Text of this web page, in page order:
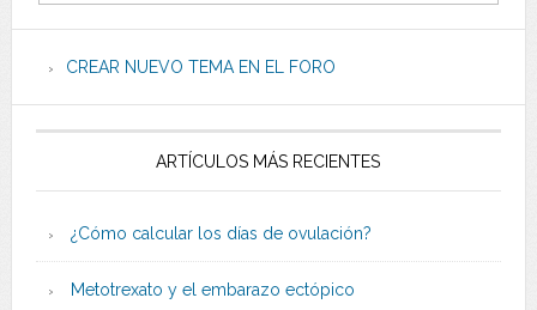
CREAR NUEVO TEMA EN EL FORO
ARTÍCULOS MÁS RECIENTES
¿Cómo calcular los días de ovulación?
Metotrexato y el embarazo ectópico